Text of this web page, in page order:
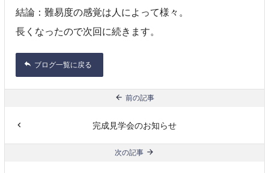
結論：難易度の感覚は人によって様々。
長くなったので次回に続きます。
ブログ一覧に戻る
前の記事
完成見学会のお知らせ
次の記事